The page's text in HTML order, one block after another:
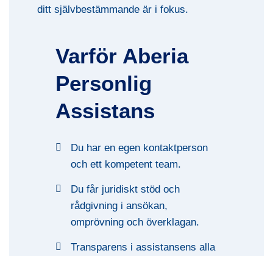
ditt självbestämmande är i fokus.
Varför Aberia
Personlig
Assistans
Du har en egen kontaktperson
och ett kompetent team.
Du får juridiskt stöd och
rådgivning i ansökan,
omprövning och överklagan.
Transparens i assistansens alla